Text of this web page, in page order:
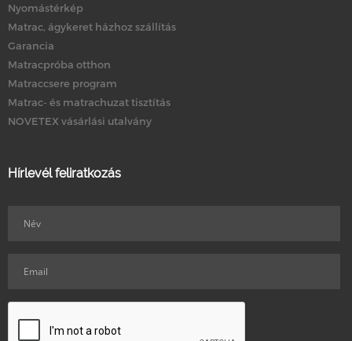
Nyomástérkép
Matrac, ágykeret házhoz szállítás
Garancia
Matracpróba otthon
Matraccsere program
Matrac- és matrachuzat tisztítás
NOVETEX vásárlási utalvány
Hírlevél feliratkozás